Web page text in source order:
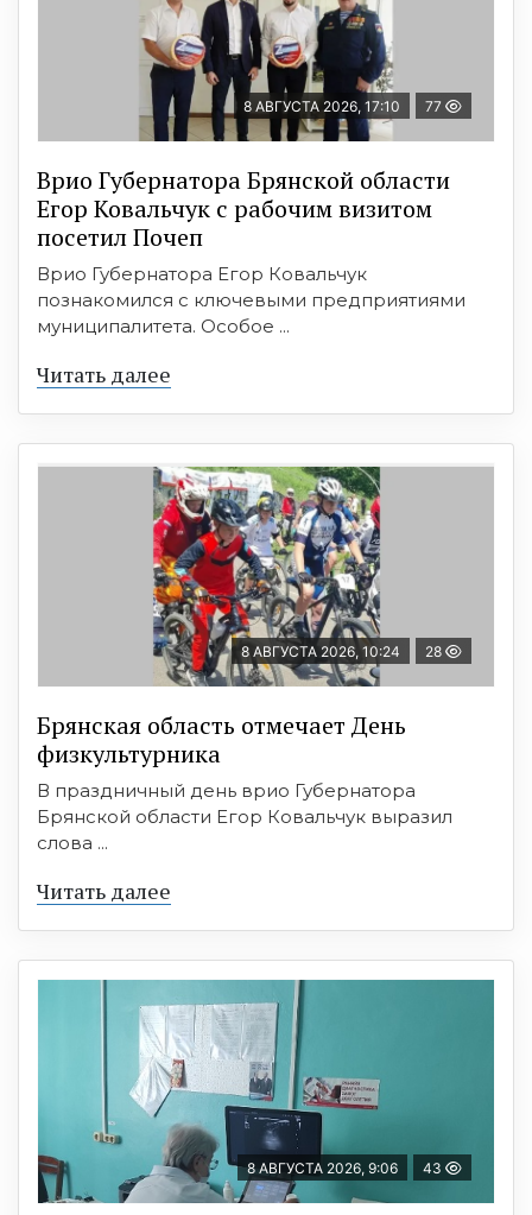
8 АВГУСТА 2026, 17:10 77
Врио Губернатора Брянской области
Егор Ковальчук с рабочим визитом
посетил Почеп
Врио Губернатора Егор Ковальчук
познакомился с ключевыми предприятиями
муниципалитета. Особое ...
Читать далее
8 АВГУСТА 2026, 10:24 28
Брянская область отмечает День
физкультурника
В праздничный день врио Губернатора
Брянской области Егор Ковальчук выразил
слова ...
Читать далее
8 АВГУСТА 2026, 9:06 43